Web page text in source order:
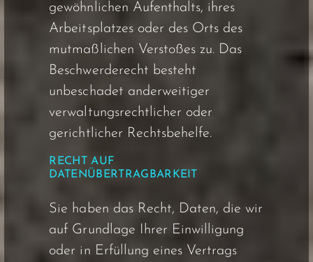
gewöhnlichen Aufenthalts, ihres
Arbeitsplatzes oder des Orts des
mutmaßlichen Verstoßes zu. Das
Beschwerderecht besteht
unbeschadet anderweitiger
verwaltungsrechtlicher oder
gerichtlicher Rechtsbehelfe.
RECHT AUF
DATENÜBERTRAGBARKEIT
Sie haben das Recht, Daten, die wir
auf Grundlage Ihrer Einwilligung
oder in Erfüllung eines Vertrags